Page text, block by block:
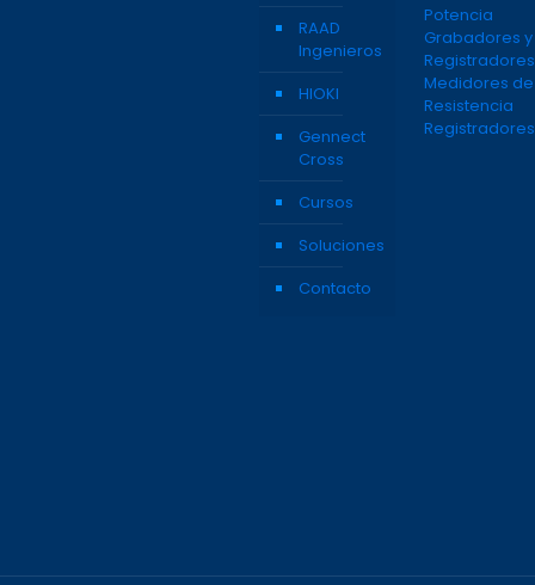
RAAD
Ingenieros
HIOKI
Gennect
Cross
Cursos
Soluciones
Contacto
Potencia
Grabadores y
Registradores
Medidores de
Resistencia
Registradores